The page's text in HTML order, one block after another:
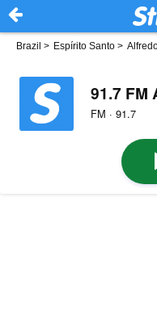
Brazil > Espírito Santo >
91.7 FM
FM · 91.7